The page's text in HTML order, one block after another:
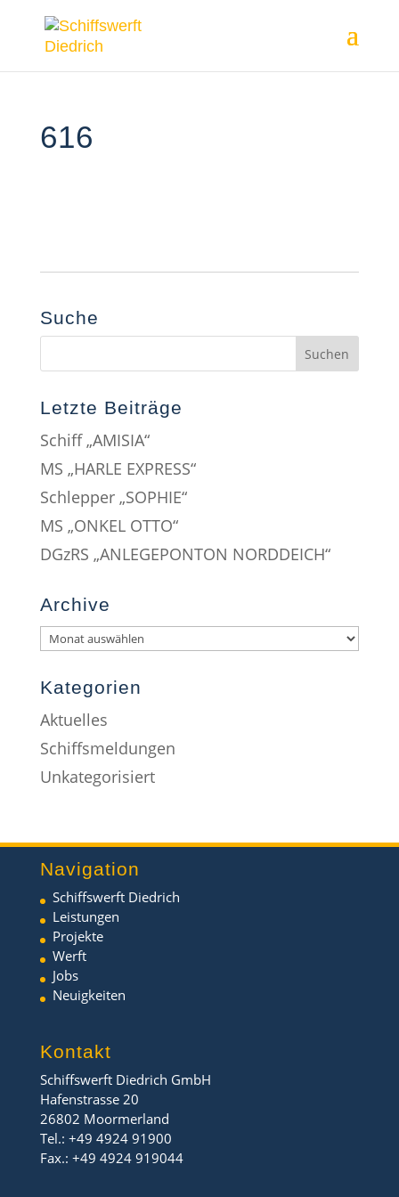
616
Suche
Letzte Beiträge
Schiff „AMISIA“
MS „HARLE EXPRESS“
Schlepper „SOPHIE“
MS „ONKEL OTTO“
DGzRS „ANLEGEPONTON NORDDEICH“
Archive
Kategorien
Aktuelles
Schiffsmeldungen
Unkategorisiert
Navigation
Schiffswerft Diedrich
Leistungen
Projekte
Werft
Jobs
Neuigkeiten
Kontakt
Schiffswerft Diedrich GmbH
Hafenstrasse 20
26802 Moormerland
Tel.: +49 4924 91900
Fax.: +49 4924 919044